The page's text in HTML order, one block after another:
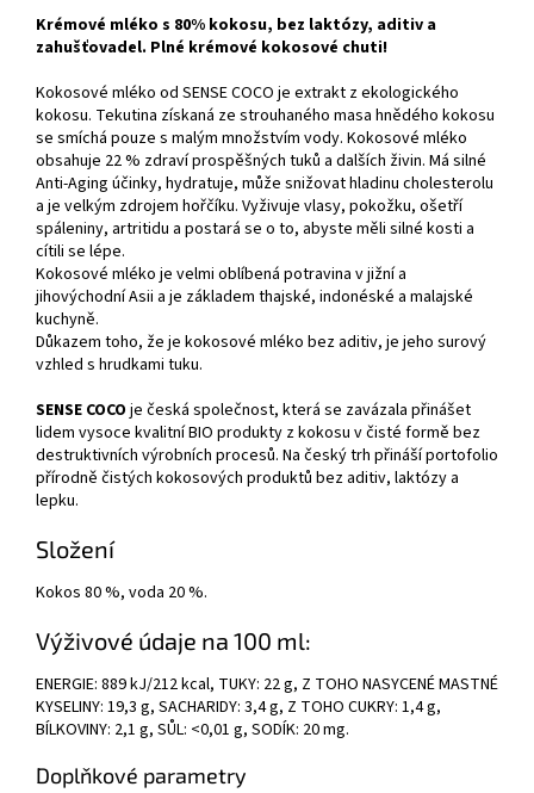
Krémové mléko s 80% kokosu, bez laktózy, aditiv a
zahušťovadel. Plné krémové kokosové chuti!
Kokosové mléko od SENSE COCO je extrakt z ekologického
kokosu. Tekutina získaná ze strouhaného masa hnědého kokosu
se smíchá pouze s malým množstvím vody. Kokosové mléko
obsahuje 22 % zdraví prospěšných tuků a dalších živin. Má silné
Anti-Aging účinky, hydratuje, může snižovat hladinu cholesterolu
a je velkým zdrojem hořčíku. Vyživuje vlasy, pokožku, ošetří
spáleniny, artritidu a postará se o to, abyste měli silné kosti a
cítili se lépe.
Kokosové mléko je velmi oblíbená potravina v jižní a
jihovýchodní Asii a je základem thajské, indonéské a malajské
kuchyně.
Důkazem toho, že je kokosové mléko bez aditiv, je jeho surový
vzhled s hrudkami tuku.
SENSE COCO je česká společnost, která se zavázala přinášet
lidem vysoce kvalitní BIO produkty z kokosu v čisté formě bez
destruktivních výrobních procesů. Na český trh přináší portofolio
přírodně čistých kokosových produktů bez aditiv, laktózy a
lepku.
Složení
Kokos 80 %, voda 20 %.
Výživové údaje na 100 ml:
ENERGIE: 889 kJ/212 kcal, TUKY: 22 g, Z TOHO NASYCENÉ MASTNÉ
KYSELINY: 19,3 g, SACHARIDY: 3,4 g, Z TOHO CUKRY: 1,4 g,
BÍLKOVINY: 2,1 g, SŮL: <0,01 g, SODÍK: 20 mg.
Doplňkové parametry